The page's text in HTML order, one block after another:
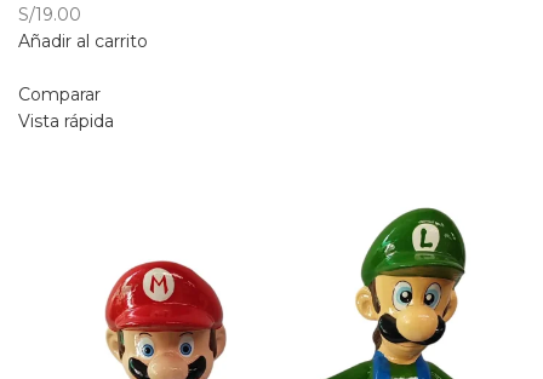
S/19.00
Añadir al carrito
Comparar
Vista rápida